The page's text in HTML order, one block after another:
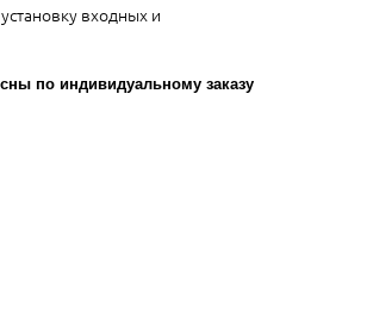
входных и
по индивидуальному заказу